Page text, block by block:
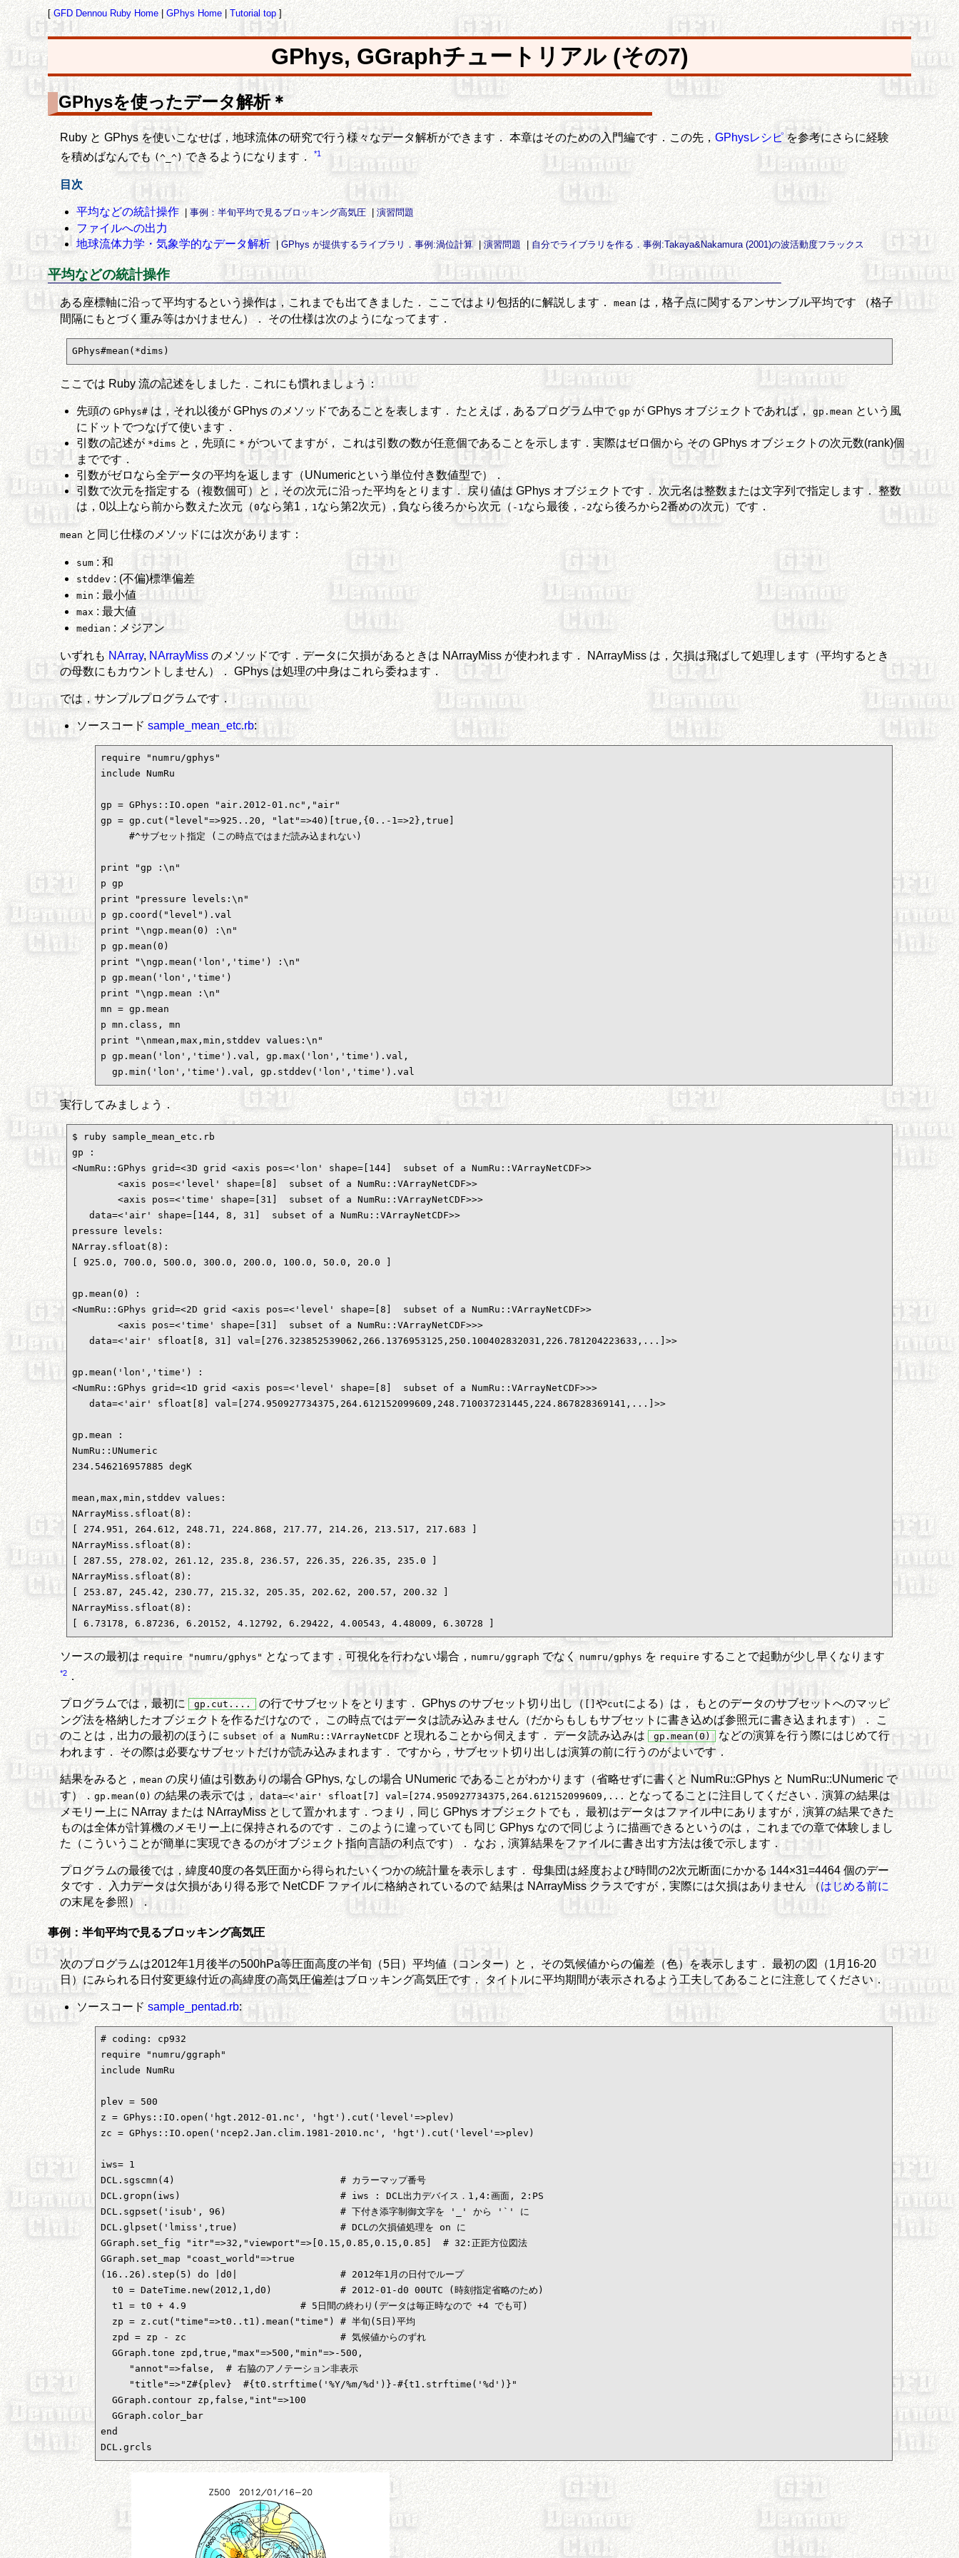
[GFD Dennou Ruby Home|GPhys Home|Tutorial top]
GPhys, GGraphチュートリアル (その7)
GPhysを使ったデータ解析＊
Ruby と GPhys を使いこなせば，地球流体の研究で行う様々なデータ解析ができます． 本章はそのための入門編です．この先，GPhysレシピを参考にさらに経験
を積めばなんでも(^_^)できるようになります．*1
目次
平均などの統計操作 |事例：半旬平均で見るブロッキング高気圧 |演習問題
ファイルへの出力
地球流体力学・気象学的なデータ解析 |GPhys が提供するライブラリ．事例:渦位計算 |演習問題 | 自分でライブラリを作る．事例:Takaya&Nakamura (2001)の波活動度フラックス
平均などの統計操作
ある座標軸に沿って平均するという操作は，これまでも出てきました． ここではより包括的に解説します．meanは，格子点に関するアンサンブル平均です （格子
間隔にもとづく重み等はかけません）． その仕様は次のようになってます．
GPhys#mean(*dims)
ここでは Ruby 流の記述をしました．これにも慣れましょう：
先頭のGPhys#は，それ以後が GPhys のメソッドであることを表します． たとえば，あるプログラム中でgpが GPhys オブジェクトであれば，gp.meanという風
にドットでつなげて使います．
引数の記述が*dimsと，先頭に*がついてますが， これは引数の数が任意個であることを示します．実際はゼロ個から その GPhys オブジェクトの次元数(rank)個
までです．
引数がゼロなら全データの平均を返します（UNumericという単位付き数値型で）．
引数で次元を指定する（複数個可）と，その次元に沿った平均をとります． 戻り値は GPhys オブジェクトです． 次元名は整数または文字列で指定します． 整数
は，0以上なら前から数えた次元（0なら第1，1 なら第2次元）, 負なら後ろから次元（-1なら最後，-2なら後ろから2番めの次元）です．
meanと同じ仕様のメソッドには次があります：
sum: 和
stddev: (不偏)標準偏差
min: 最小値
max: 最大値
median: メジアン
いずれもNArray,NArrayMissのメソッドです．データに欠損があるときは NArrayMiss が使われます． NArrayMiss は，欠損は飛ばして処理します（平均するとき
の母数にもカウントしません）． GPhys は処理の中身はこれら委ねます．
では，サンプルプログラムです．
ソースコードsample_mean_etc.rb:
require "numru/gphys"
include NumRu
gp = GPhys::IO.open "air.2012-01.nc","air"
gp = gp.cut("level"=>925..20, "lat"=>40)[true,{0..-1=>2},true]
     #^サブセット指定 (この時点ではまだ読み込まれない)
print "gp :\n"
p gp
print "pressure levels:\n"
p gp.coord("level").val
print "\ngp.mean(0) :\n"
p gp.mean(0)
print "\ngp.mean('lon','time') :\n"
p gp.mean('lon','time')
print "\ngp.mean :\n"
mn = gp.mean
p mn.class, mn
print "\nmean,max,min,stddev values:\n"
p gp.mean('lon','time').val, gp.max('lon','time').val,
  gp.min('lon','time').val, gp.stddev('lon','time').val
実行してみましょう．
$ ruby sample_mean_etc.rb
gp :
<NumRu::GPhys grid=<3D grid <axis pos=<'lon' shape=[144]  subset of a NumRu::VArrayNetCDF>>
        <axis pos=<'level' shape=[8]  subset of a NumRu::VArrayNetCDF>>
        <axis pos=<'time' shape=[31]  subset of a NumRu::VArrayNetCDF>>>
   data=<'air' shape=[144, 8, 31]  subset of a NumRu::VArrayNetCDF>>
pressure levels:
NArray.sfloat(8):
[ 925.0, 700.0, 500.0, 300.0, 200.0, 100.0, 50.0, 20.0 ]
gp.mean(0) :
<NumRu::GPhys grid=<2D grid <axis pos=<'level' shape=[8]  subset of a NumRu::VArrayNetCDF>>
        <axis pos=<'time' shape=[31]  subset of a NumRu::VArrayNetCDF>>>
   data=<'air' sfloat[8, 31] val=[276.323852539062,266.1376953125,250.100402832031,226.781204223633,...]>>
gp.mean('lon','time') :
<NumRu::GPhys grid=<1D grid <axis pos=<'level' shape=[8]  subset of a NumRu::VArrayNetCDF>>>
   data=<'air' sfloat[8] val=[274.950927734375,264.612152099609,248.710037231445,224.867828369141,...]>>
gp.mean :
NumRu::UNumeric
234.546216957885 degK
mean,max,min,stddev values:
NArrayMiss.sfloat(8):
[ 274.951, 264.612, 248.71, 224.868, 217.77, 214.26, 213.517, 217.683 ]
NArrayMiss.sfloat(8):
[ 287.55, 278.02, 261.12, 235.8, 236.57, 226.35, 226.35, 235.0 ]
NArrayMiss.sfloat(8):
[ 253.87, 245.42, 230.77, 215.32, 205.35, 202.62, 200.57, 200.32 ]
NArrayMiss.sfloat(8):
[ 6.73178, 6.87236, 6.20152, 4.12792, 6.29422, 4.00543, 4.48009, 6.30728 ]
ソースの最初はrequire "numru/gphys"となってます．可視化を行わない場合，numru/ggraph でなくnumru/gphysをrequire することで起動が少し早くなります
*2．
プログラムでは，最初に gp.cut.... の行でサブセットをとります． GPhys のサブセット切り出し（ []やcutによる）は， もとのデータのサブセットへのマッピ
ング法を格納したオブジェクトを作るだけなので， この時点ではデータは読み込みません（だからもしもサブセットに書き込めば参照元に書き込まれます）． こ
のことは，出力の最初のほうにsubset of a NumRu::VArrayNetCDFと現れることから伺えます． データ読み込みは gp.mean(0) などの演算を行う際にはじめて行
われます． その際は必要なサブセットだけが読み込みまれます． ですから，サブセット切り出しは演算の前に行うのがよいです．
結果をみると，meanの戻り値は引数ありの場合 GPhys, なしの場合 UNumeric であることがわかります（省略せずに書くと NumRu::GPhys と NumRu::UNumeric で
す）．gp.mean(0)の結果の表示では，data=<'air' sfloat[7] val=[274.950927734375,264.612152099609,...となってることに注目してください．演算の結果は
メモリー上に NArray または NArrayMiss として置かれます．つまり，同じ GPhys オブジェクトでも， 最初はデータはファイル中にありますが，演算の結果できた
ものは全体が計算機のメモリー上に保持されるのです． このように違っていても同じ GPhys なので同じように描画できるというのは， これまでの章で体験しまし
た（こういうことが簡単に実現できるのがオブジェクト指向言語の利点です）． なお，演算結果をファイルに書き出す方法は後で示します．
プログラムの最後では，緯度40度の各気圧面から得られたいくつかの統計量を表示します． 母集団は経度および時間の2次元断面にかかる 144×31=4464 個のデー
タです． 入力データは欠損があり得る形で NetCDF ファイルに格納されているので 結果は NArrayMiss クラスですが，実際には欠損はありません （はじめる前に
の末尾を参照）．
事例：半旬平均で見るブロッキング高気圧
次のプログラムは2012年1月後半の500hPa等圧面高度の半旬（5日）平均値（コンター）と， その気候値からの偏差（色）を表示します． 最初の図（1月16-20
日）にみられる日付変更線付近の高緯度の高気圧偏差はブロッキング高気圧です． タイトルに平均期間が表示されるよう工夫してあることに注意してください．
ソースコードsample_pentad.rb:
# coding: cp932
require "numru/ggraph"
include NumRu
plev = 500
z = GPhys::IO.open('hgt.2012-01.nc', 'hgt').cut('level'=>plev)
zc = GPhys::IO.open('ncep2.Jan.clim.1981-2010.nc', 'hgt').cut('level'=>plev)
iws= 1
DCL.sgscmn(4)                             # カラーマップ番号
DCL.gropn(iws)                            # iws : DCL出力デバイス．1,4:画面, 2:PS
DCL.sgpset('isub', 96)                    # 下付き添字制御文字を '_' から '`' に
DCL.glpset('lmiss',true)                  # DCLの欠損値処理を on に
GGraph.set_fig "itr"=>32,"viewport"=>[0.15,0.85,0.15,0.85]  # 32:正距方位図法
GGraph.set_map "coast_world"=>true
(16..26).step(5) do |d0|                  # 2012年1月の日付でループ
  t0 = DateTime.new(2012,1,d0)            # 2012-01-d0 00UTC (時刻指定省略のため)
  t1 = t0 + 4.9                    # 5日間の終わり(データは毎正時なので +4 でも可)
  zp = z.cut("time"=>t0..t1).mean("time") # 半旬(5日)平均
  zpd = zp - zc                           # 気候値からのずれ
  GGraph.tone zpd,true,"max"=>500,"min"=>-500,
     "annot"=>false,  # 右脇のアノテーション非表示
     "title"=>"Z#{plev}  #{t0.strftime('%Y/%m/%d')}-#{t1.strftime('%d')}"
  GGraph.contour zp,false,"int"=>100
  GGraph.color_bar
end
DCL.grcls